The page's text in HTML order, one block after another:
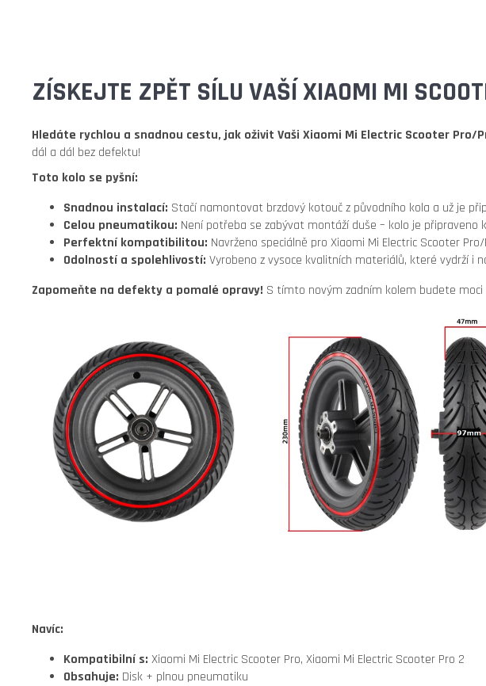
ZÍSKEJTE ZPĚT SÍLU VAŠÍ XIAOMI MI
Hledáte rychlou a snadnou cestu, jak oživit Vaši Xiaomi Mi Electric Scooter Pro/
dál a dál bez defektu!
Toto kolo se pyšní:
Snadnou instalací: Stačí namontovat brzdový kotouč z původního kola a už je
Celou pneumatikou: Není potřeba se zabývat montáží duše – kolo je připraveno
Perfektní kompatibilitou: Navrženo speciálně pro Xiaomi Mi Electric Scooter Pro/
Odolností a spolehlivostí: Vyrobeno z vysoce kvalitních materiálů, které vydrží i
Zapomeňte na defekty a pomalé opravy! S tímto novým zadním kolem budete moci
Navíc:
Kompatibilní s: Xiaomi Mi Electric Scooter Pro, Xiaomi Mi Electric Scooter Pro 2
Obsahuje: Disk + plnou pneumatiku